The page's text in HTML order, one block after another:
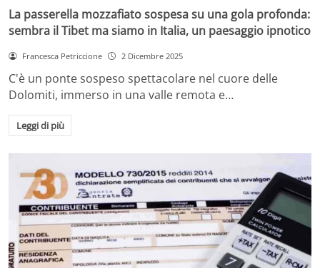
La passerella mozzafiato sospesa su una gola profonda:
sembra il Tibet ma siamo in Italia, un paesaggio ipnotico
Francesca Petriccione 2 Dicembre 2025
C'è un ponte sospeso spettacolare nel cuore delle
Dolomiti, immerso in una valle remota e…
Leggi di più